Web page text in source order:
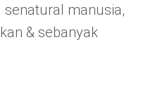
manusia,
& sebanyak